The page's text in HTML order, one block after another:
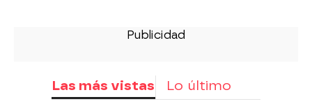
Las más vistas Lo último